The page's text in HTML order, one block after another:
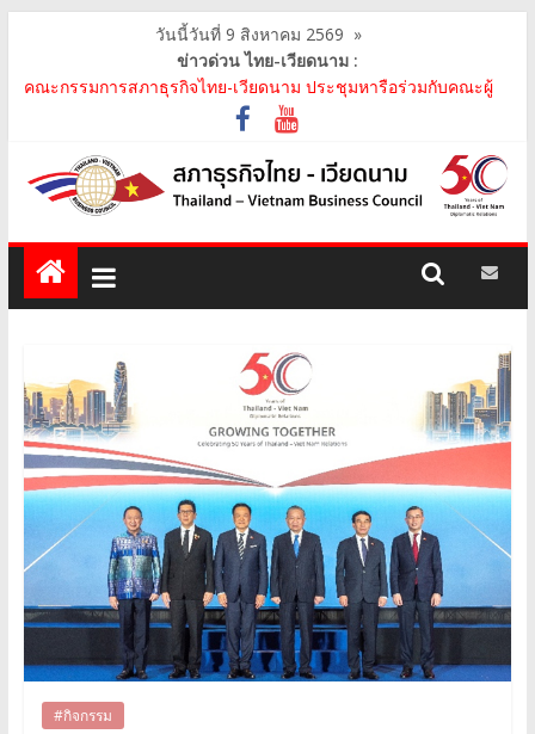
วันนี้วันที่ 9 สิงหาคม 2569 »
ข่าวด่วน ไทย-เวียดนาม :
คณะกรรมการสภาธุรกิจไทย-เวียดนาม เข้าร่วมประชุมหารือคณะรัฐ
เวียดนาม The Central Steering Committee on ..
คณะกรรมการสภาธุรกิจไทย-เวียดนาม ประชุมหารือร่วมกับคณะผู้
แทนภาครัฐเวียดนาม จากคณะกรรมการประชาชน กรุงฮ..
คณะกรรมการสภาธุรกิจไทย-เวียดนาม เข้าร่วมงานวันคล้ายวัน
สถาปนา บริษัท ห้องปฏิบัติการกลาง (ประเทศไทย) จ..
Trade Promotion of Thanh Hoa Province for Th..
คณะกรรมการสภาธุรกิจไทย-เวียดนามร่วมคณะนายกรัฐมนตรีเยือน
เวียดนาม อย่างเป็นทางการ เสริมสร้างความร่วมมื..
#กิจกรรม